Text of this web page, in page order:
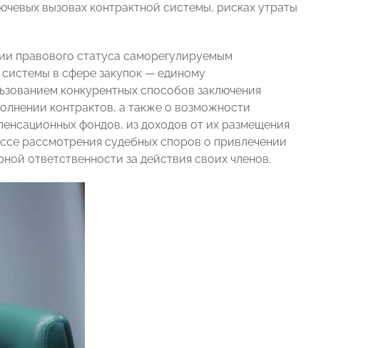
вызовах контрактной системы, рисках утраты
правового статуса саморегулируемым
в сфере закупок — единому
конкурентных способов заключения
контрактов, а также о возможности
фондов, из доходов от их размещения
рассмотрения судебных споров о привлечении
ответственности за действия своих членов.